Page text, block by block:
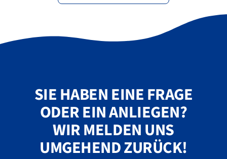
SIE HABEN EINE FRAGE
ODER EIN ANLIEGEN?
WIR MELDEN UNS
UMGEHEND ZURÜCK!